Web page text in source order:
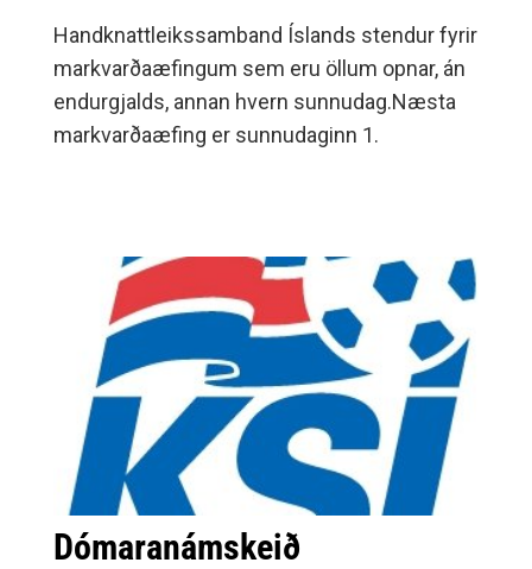
Handknattleikssamband Íslands stendur fyrir
markvarðaæfingum sem eru öllum opnar, án
endurgjalds, annan hvern sunnudag.Næsta
markvarðaæfing er sunnudaginn 1.
Dómaranámskeið